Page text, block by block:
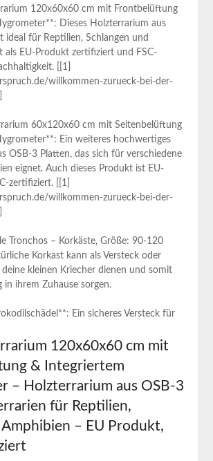
120x60x60 cm mit⁢ Frontbelüftung
⁢Dieses Holzterrarium aus
ideal für Reptilien, Schlangen und
als EU-Produkt zertifiziert und FSC-
[[1]
willkommen-zurueck-bei-der-
60x120x60 cm mit Seitenbelüftung
Ein weiteres hochwertiges
OSB-3 Platten, das sich für verschiedene
eignet. Auch dieses Produkt ist EU-
zertifiziert. [[1]
willkommen-zurueck-bei-der-
Tronchos – Korkäste,⁤ Größe: 90-120
Korkast kann als Versteck oder
​kleinen Kriecher dienen und somit
in ihrem⁤ Zuhause sorgen.
Ein sicheres​ Versteck für
120x60x60 cm mit
& Integriertem
– Holzterrarium aus OSB-3
für Reptilien,
Amphibien – EU Produkt,